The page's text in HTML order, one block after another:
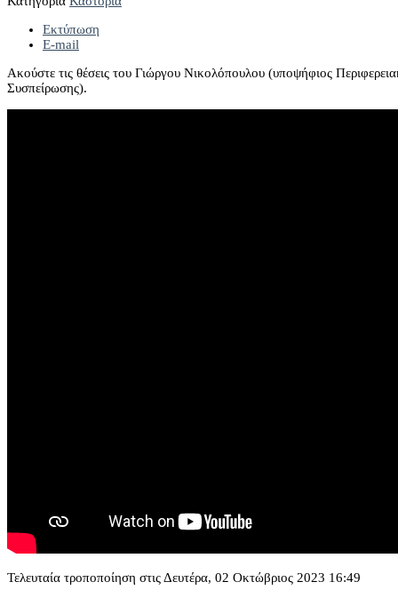
Εκτύπωση
E-mail
Ακούστε τις θέσεις του Γιώργου Νικολόπουλου (υποψήφιος
Συσπείρωσης).
Τελευταία τροποποίηση στις Δευτέρα, 02 Οκτώβριος 2023 16:49